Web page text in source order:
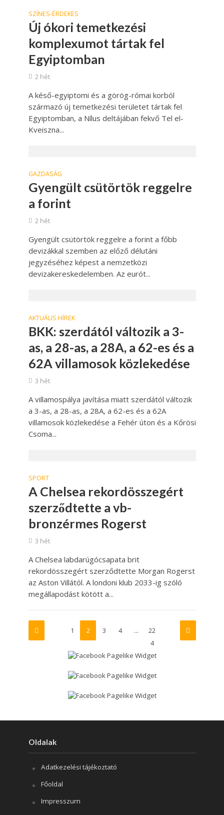
SZÍNES-ÉRDEKES
Új ókori temetkezési
komplexumot tártak fel
Egyiptomban
2 hét
A késő-egyiptomi és a görög-római korból
származó új temetkezési területet tártak fel
Egyiptomban, a Nílus deltájában fekvő Tel el-
Kveiszna...
GAZDASÁG
Gyengült csütörtök reggelre
a forint
2 hét
Gyengült csütörtök reggelre a forint a főbb
devizákkal szemben az előző délutáni
jegyzéséhez képest a nemzetközi
devizakereskedelemben. Az eurót...
AKTUÁLIS HÍREK
BKK: szerdától változik a 3-
as, a 28-as, a 28A, a 62-es és a
62A villamosok közlekedése
3 hét
A villamospálya javítása miatt szerdától változik
a 3-as, a 28-as, a 28A, a 62-es és a 62A
villamosok közlekedése a Fehér úton és a Kőrösi
Csoma...
SPORT
A Chelsea rekordösszegért
szerződtette a vb-
bronzérmes Rogerst
3 hét
A Chelsea labdarúgócsapata brit
rekordösszegért szerződtette Morgan Rogerst
az Aston Villától. A londoni klub 2033-ig szóló
megállapodást kötött a...
1 2 3 4 …
22
4
Oldalak
Adatkezelési tájékoztató
Főoldal
Impresszum